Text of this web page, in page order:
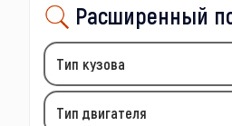
Расширенный
Тип кузова
Тип двигателя